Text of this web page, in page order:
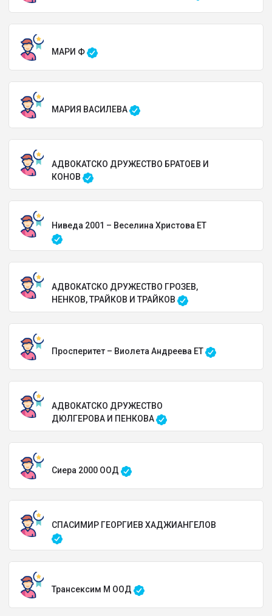
МАРИ Ф
МАРИЯ ВАСИЛЕВА
АДВОКАТСКО ДРУЖЕСТВО БРАТОЕВ И
КОНОВ
Ниведа 2001 – Веселина Христова ЕТ
АДВОКАТСКО ДРУЖЕСТВО ГРОЗЕВ,
НЕНКОВ, ТРАЙКОВ И ТРАЙКОВ
Просперитет – Виолета Андреева ЕТ
АДВОКАТСКО ДРУЖЕСТВО
ДЮЛГЕРОВА И ПЕНКОВА
Сиера 2000 ООД
СПАСИМИР ГЕОРГИЕВ ХАДЖИАНГЕЛОВ
Трансексим М ООД